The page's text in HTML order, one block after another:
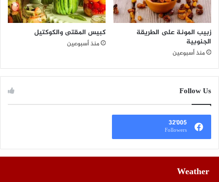
زبيب المونة على الطريقة
الجنوبية
منذ أسبوعين
كبيس المقتى والكوكتيل
منذ أسبوعين
Follow Us
32٬005
Followers
Weather